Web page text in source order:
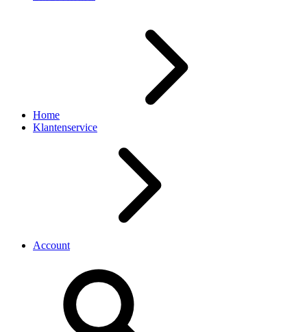
Home
Klantenservice
Account